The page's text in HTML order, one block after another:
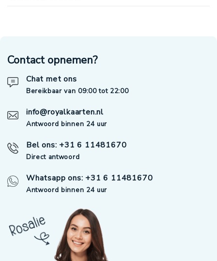
Contact opnemen?
Chat met ons
Bereikbaar van 09:00 tot 22:00
info@royalkaarten.nl
Antwoord binnen 24 uur
Bel ons: +31 6 11481670
Direct antwoord
Whatsapp ons: +31 6 11481670
Antwoord binnen 24 uur